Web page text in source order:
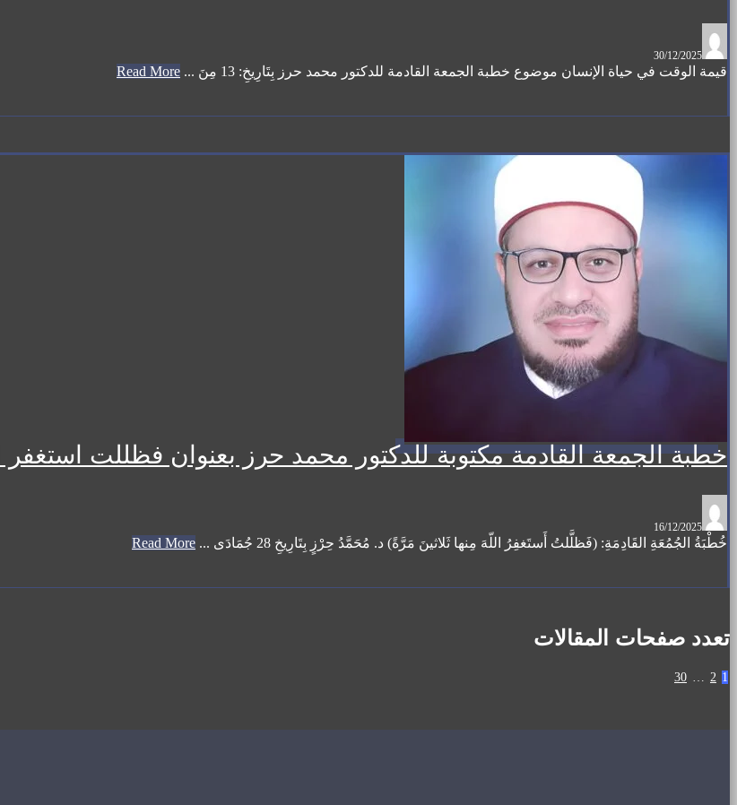
30/12/2025
قيمة الوقت في حياة الإنسان موضوع خطبة الجمعة القادمة للدكتور محمد حرز بِتَارِيخِ: 13 مِنَ ... Read More
خطبة الجمعة القادمة مكتوبة للدكتور محمد حرز بعنوان فظللت استغفر
16/12/2025
خُطْبَةُ الجُمُعَةِ القَادِمَةِ: (فَظلَّلتُ أَستَغفِرُ اللّهَ مِنها ثَلاثينَ مَرَّةً) د. مُحَمَّدُ حِرْزٍ بِتَارِيخِ 28 جُمَادَى ... Read More
تعدد صفحات المقالات
1
2
30